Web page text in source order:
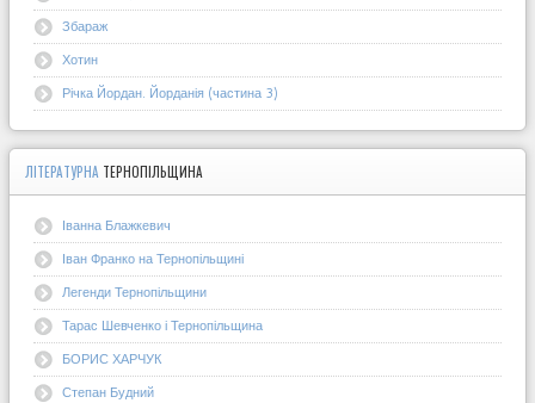
Збараж
Хотин
Річка Йордан. Йорданія (частина 3)
ЛІТЕРАТУРНА ТЕРНОПІЛЬЩИНА
Іванна Блажкевич
Іван Франко на Тернопільщині
Легенди Тернопільщини
Тарас Шевченко і Тернопільщина
БОРИС ХАРЧУК
Степан Будний